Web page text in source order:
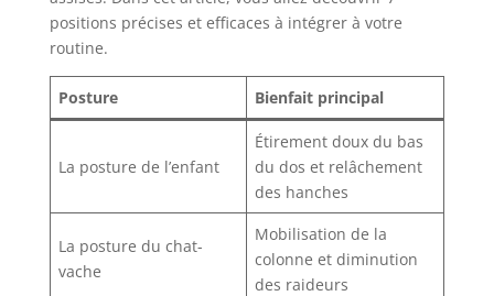
positions précises et efficaces à intégrer à votre
routine.
Posture Bienfait principal
La posture de l’enfant
Étirement doux du bas
du dos et relâchement
des hanches
La posture du chat-
vache
Mobilisation de la
colonne et diminution
des raideurs